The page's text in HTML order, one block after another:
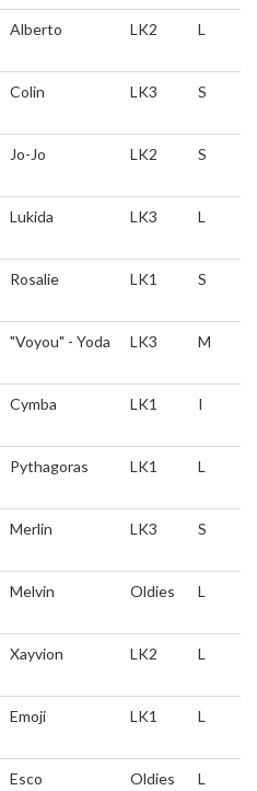
Alberto LK2 L
Colin LK3 S
Jo-Jo LK2 S
Lukida LK3 L
Rosalie LK1 S
"Voyou" - Yoda LK3 M
Cymba LK1 I
Pythagoras LK1 L
Merlin LK3 S
Melvin Oldies L
Xayvion LK2 L
Emoji LK1 L
Esco Oldies L